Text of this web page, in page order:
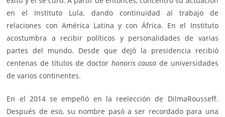
en el Instituto Lula, dando continuidad al trabajo de
relaciones con América Latina y con África. En el Instituto
acostumbra a recibir políticos y personalidades de varias
partes del mundo. Desde que dejó la presidencia recibió
centenas de títulos de doctor honoris causa de universidades
de varios continentes.
En el 2014 se empeñó en la reelección de DilmaRousseff.
Después de eso, su nombre pasó a ser recordado para una